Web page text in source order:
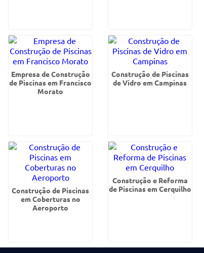
Empresa de Construção
de Piscinas em Francisco
Morato
Construção de Piscinas
de Vidro em Campinas
Construção de Piscinas
em Coberturas no
Aeroporto
Construção e Reforma
de Piscinas em Cerquilho